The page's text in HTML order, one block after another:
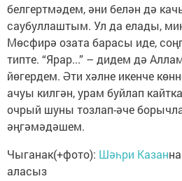
белгертмәдем, әни белән дә
саубуллаштым. Ул да елады,
Мөсфирә озата барасы иде,
типте. “Ярар...” – дидем дә
йөгердем. Әти хәлне икенче
ачуы килгән, урам буйлап
очрый шуны тозлап-әче
әңгәмәдәшем.
Чыганак(+фото): Шәһри Казан
аласыз